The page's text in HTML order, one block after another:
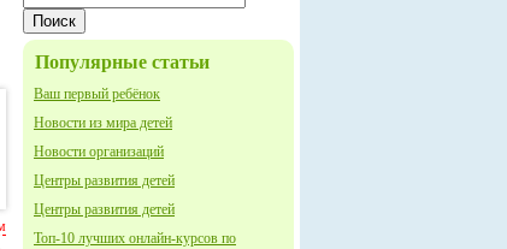
Популярные статьи
Ваш первый ребёнок
Новости из мира детей
Новости организаций
Центры развития детей
Центры развития детей
Топ-10 лучших онлайн-курсов по